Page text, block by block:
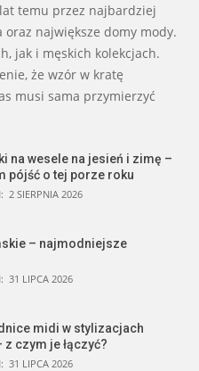
temu przez najbardziej
największe domy mody.
jak i męskich kolekcjach.
że wzór w kratę
musi sama przymierzyć
na wesele na jesień i zimę –
pójść o tej porze roku
2 SIERPNIA 2026
– najmodniejsze
31 LIPCA 2026
midi w stylizacjach
czym je łączyć?
31 LIPCA 2026